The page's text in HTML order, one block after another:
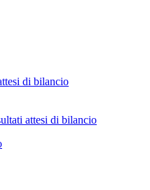
di bilancio
attesi di bilancio